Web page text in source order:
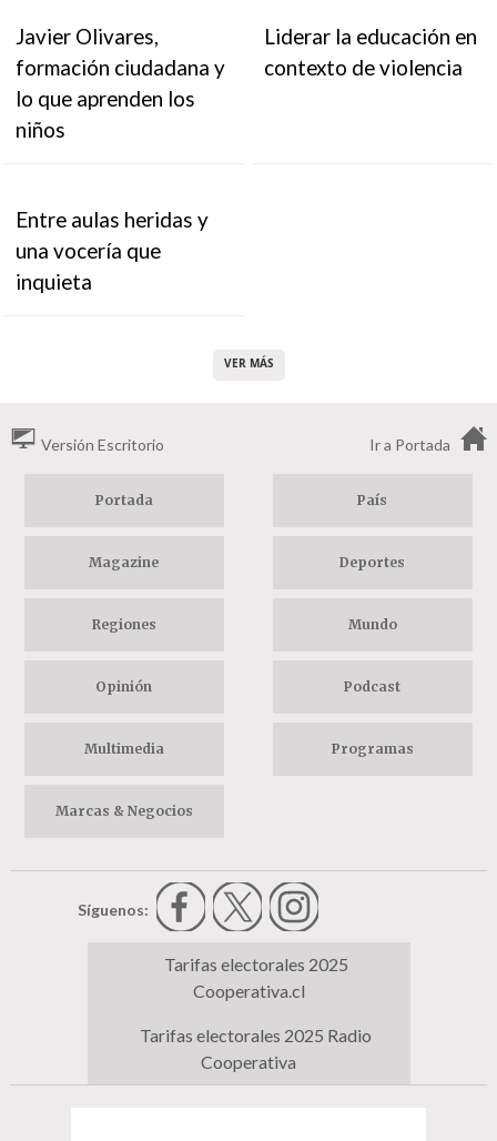
Javier Olivares,
formación ciudadana y
lo que aprenden los
niños
Liderar la educación en
contexto de violencia
Entre aulas heridas y
una vocería que
inquieta
VER MÁS
Versión Escritorio Ir a Portada
Portada País
Magazine Deportes
Regiones Mundo
Opinión Podcast
Multimedia Programas
Marcas & Negocios
Síguenos:
Tarifas electorales 2025
Cooperativa.cl
Tarifas electorales 2025 Radio
Cooperativa